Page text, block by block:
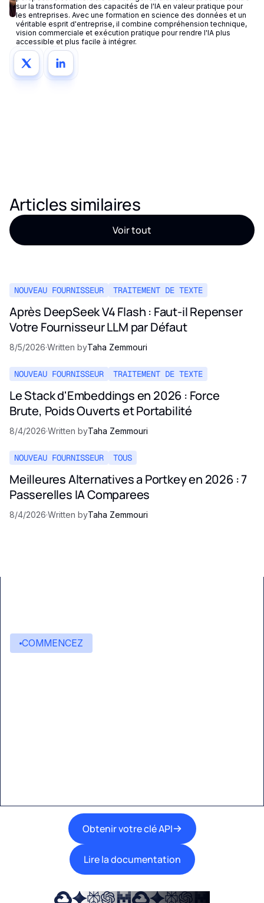
sur la transformation des capacités de l'IA en valeur pratique pour
les entreprises. Avec une formation en science des données et un
véritable esprit d'entreprise, il combine compréhension technique,
vision commerciale et exécution pratique pour rendre l'IA plus
accessible et plus facile à intégrer.
Articles similaires
Voir tout
NOUVEAU FOURNISSEUR TRAITEMENT DE TEXTE
Après DeepSeek V4 Flash : Faut-il Repenser
Votre Fournisseur LLM par Défaut
8/5/2026·Written byTaha Zemmouri
NOUVEAU FOURNISSEUR TRAITEMENT DE TEXTE
Le Stack d'Embeddings en 2026 : Force
Brute, Poids Ouverts et Portabilité
8/4/2026·Written byTaha Zemmouri
NOUVEAU FOURNISSEUR TOUS
Meilleures Alternatives a Portkey en 2026 : 7
Passerelles IA Comparees
8/4/2026·Written byTaha Zemmouri
COMMENCEZ
Obtenir votre clé API
Lire la documentation